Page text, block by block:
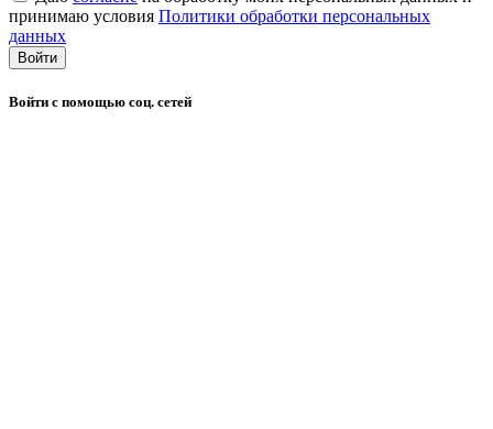
принимаю условия Политики обработки персональных
данных
Войти
Войти с помощью соц. сетей